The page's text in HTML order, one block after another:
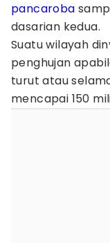
pancaroba
dasarian kedua.
Suatu wilayah
penghujan
turut atau
mencapai 150